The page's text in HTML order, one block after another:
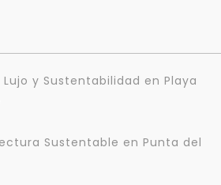
y Sustentabilidad en Playa
Sustentable en Punta del